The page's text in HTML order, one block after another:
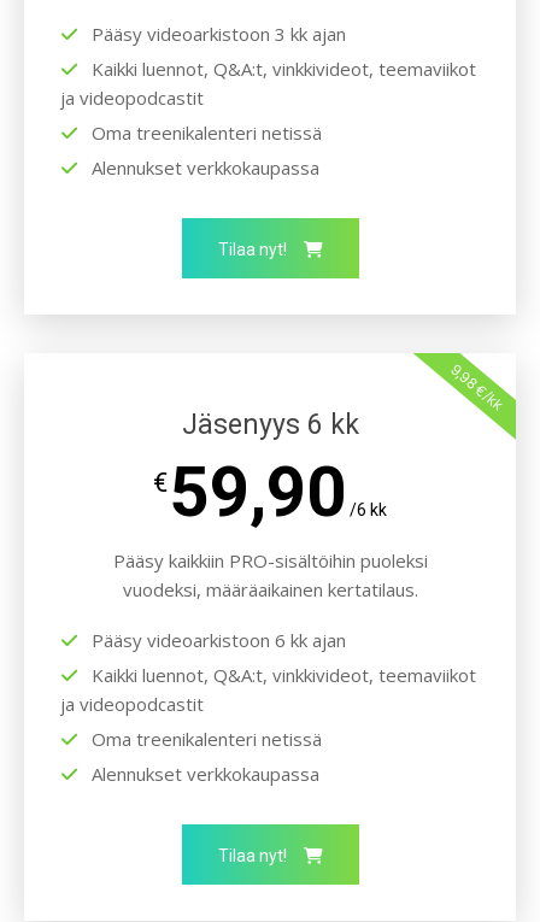
Pääsy videoarkistoon 3 kk ajan
Kaikki luennot, Q&A:t, vinkkivideot, teemaviikot
ja videopodcastit
Oma treenikalenteri netissä
Alennukset verkkokaupassa
Tilaa nyt!
9,98 €/kk
Jäsenyys 6 kk
€59,90 /6 kk
Pääsy kaikkiin PRO-sisältöihin puoleksi
vuodeksi, määräaikainen kertatilaus.
Pääsy videoarkistoon 6 kk ajan
Kaikki luennot, Q&A:t, vinkkivideot, teemaviikot
ja videopodcastit
Oma treenikalenteri netissä
Alennukset verkkokaupassa
Tilaa nyt!